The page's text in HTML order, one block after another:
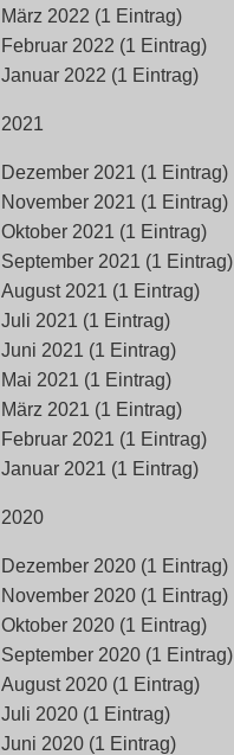
März 2022 (1 Eintrag)
Februar 2022 (1 Eintrag)
Januar 2022 (1 Eintrag)
2021
Dezember 2021 (1 Eintrag)
November 2021 (1 Eintrag)
Oktober 2021 (1 Eintrag)
September 2021 (1 Eintrag)
August 2021 (1 Eintrag)
Juli 2021 (1 Eintrag)
Juni 2021 (1 Eintrag)
Mai 2021 (1 Eintrag)
März 2021 (1 Eintrag)
Februar 2021 (1 Eintrag)
Januar 2021 (1 Eintrag)
2020
Dezember 2020 (1 Eintrag)
November 2020 (1 Eintrag)
Oktober 2020 (1 Eintrag)
September 2020 (1 Eintrag)
August 2020 (1 Eintrag)
Juli 2020 (1 Eintrag)
Juni 2020 (1 Eintrag)